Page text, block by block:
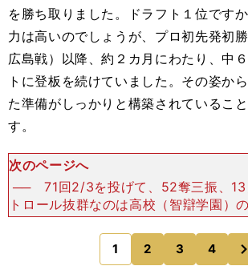
を勝ち取りました。ドラフト１位です
力は高いのでしょうが、プロ初先発初
広島戦）以降、約２カ月にわたり、中
トに登板を続けていました。その姿か
た準備がしっかりと構築されているこ
す。
次のページへ
── 71回2/3を投げて、52奪三振、13
トロール抜群なのは高校（智辯学園）
村上頌樹投手を彷彿とさせます。そし
はりスライダーとチェンジアップのコ
ンが大事
1 2 3 4
のページへ